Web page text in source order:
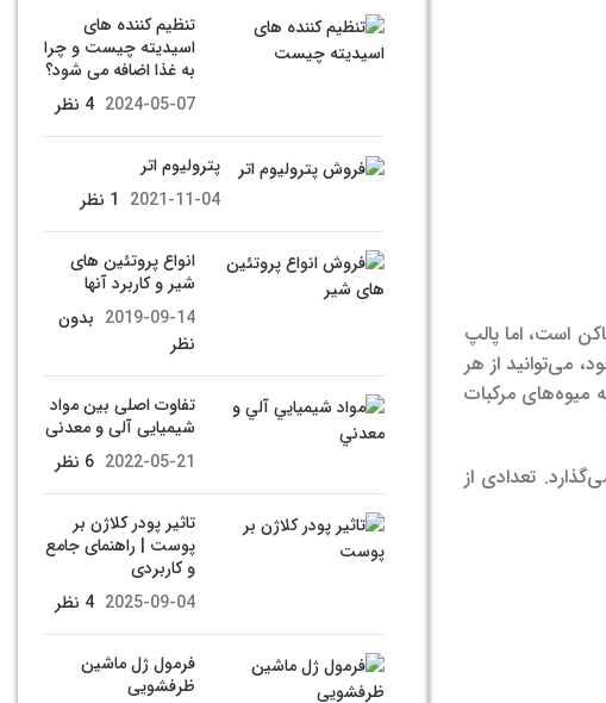
است، اما پالپ
وجود، می‌توانید از هر
مرکبات
تاثیر می‌گذارد. تعدادی از
تنظیم کننده های
اسیدیته چیست و چرا
به غذا اضافه می شود؟
2024-05-07 4 نظر
پترولیوم اتر
2021-11-04 1 نظر
انواع پروتئین های
شیر و کاربرد آنها
2019-09-14 بدون
نظر
تفاوت اصلی بین مواد
شیمیایی آلی و معدنی
2022-05-21 6 نظر
تاثیر پودر کلاژن بر
پوست | راهنمای جامع
و کاربردی
2025-09-04 4 نظر
فرمول ژل ماشین
ظرفشویی